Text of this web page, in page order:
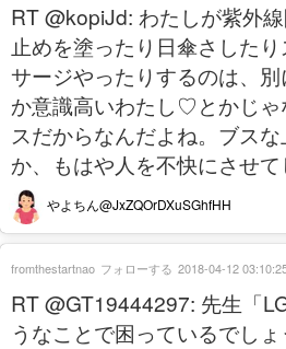
RT @kopiJd: わたしが紫外
止めを塗ったり日傘さした
サージやったりするのは、
か意識高いわたし♡とかじ
スだからなんだよね。ブス
か、もはや人を不快にさせ
やよちん@JxZQOrDXuSGhfHH
RT @GT19444297: 先生「
うなことで困っているでしょ
fromthestartnao フォローする 2018-04-12